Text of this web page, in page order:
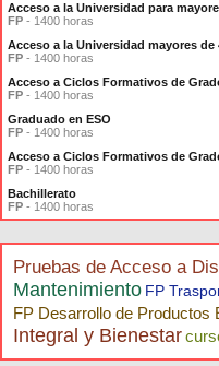
Acceso a la Universidad para
FP - 1400 horas
Acceso a la Universidad mayores de
FP - 1400 horas
Acceso a Ciclos Formativos de
FP - 1400 horas
Graduado en ESO
FP - 1400 horas
Acceso a Ciclos Formativos de
FP - 1400 horas
Bachillerato
FP - 1400 horas
Pruebas de Acceso a
Mantenimiento FP
FP Desarrollo de Productos
Integral y Bienestar